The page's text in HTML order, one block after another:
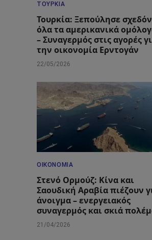
ΤΟΥΡΚΊΑ
Τουρκία: Ξεπούλησε σχεδόν
όλα τα αμερικανικά
– Συναγερμός στις αγορές
την οικονομία Ερντογάν
22/05/2026
ΟΙΚΟΝΟΜΊΑ
Στενό Ορμούζ: Κίνα και
Σαουδική Αραβία πιέζουν
άνοιγμα – ενεργειακός
συναγερμός και σκιά
21/04/2026